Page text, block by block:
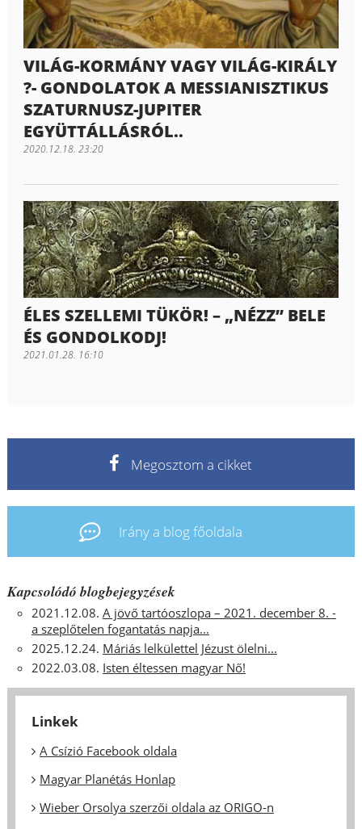
VILÁG-KORMÁNY VAGY VILÁG-KIRÁLY
?- GONDOLATOK A MESSIANISZTIKUS
SZATURNUSZ-JUPITER
EGYÜTTÁLLÁSRÓL..
2020.12.18. 23:20
ÉLES SZELLEMI TÜKÖR! – „NÉZZ” BELE
ÉS GONDOLKODJ!
2021.01.28. 16:10
Megosztom a cikket
Irány a blog főoldala
Kapcsolódó blogbejegyzések
2021.12.08. A jövő tartóoszlopa – 2021. december 8. -
a szeplőtelen fogantatás napja...
2025.12.24. Máriás lelkülettel Jézust ölelni...
2022.03.08. Isten éltessen magyar Nő!
Linkek
A Csízió Facebook oldala
Magyar Planétás Honlap
Wieber Orsolya szerzői oldala az ORIGO-n